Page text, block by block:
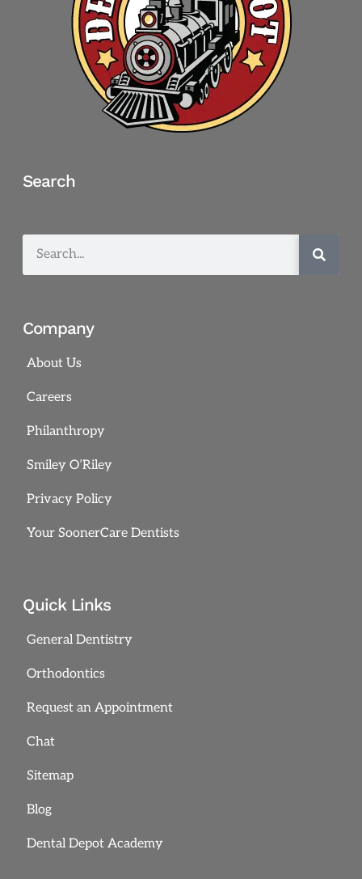
Search
Company
About Us
Careers
Philanthropy
Smiley O’Riley
Privacy Policy
Your SoonerCare Dentists
Quick Links
General Dentistry
Orthodontics
Request an Appointment
Chat
Sitemap
Blog
Dental Depot Academy